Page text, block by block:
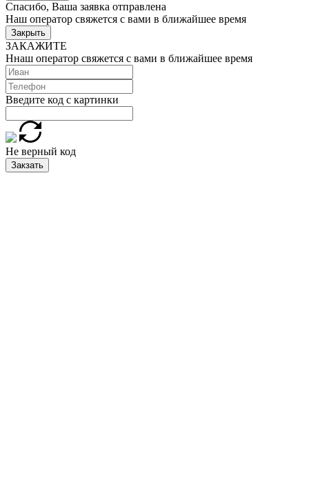
Спасибо, Ваша заявка отправлена
Наш оператор свяжется с вами в ближайшее время
Закрыть
ЗАКАЖИТЕ
Ннаш оператор свяжется с вами в ближайшее время
Введите код с картинки
Не верный код
Закзать